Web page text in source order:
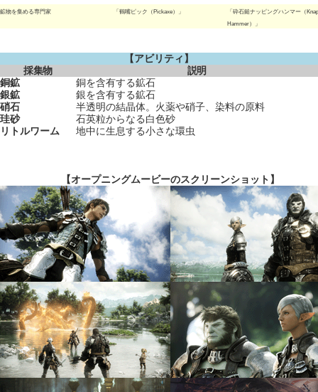
鉱物を集める専門家 「鶴嘴ピック（Pickaxe）」
「砕石鎚ナッピングハンマー（
Hammer）」
【アビリティ】
採集物
説明
銅鉱
銅を含有する鉱石
銀鉱
銀を含有する鉱石
硝石
半透明の結晶体。火薬や硝子、染料の原料
珪砂
石英粒からなる白色砂
リトルワーム
地中に生息する小さな環虫
【オープニングムービーのスクリーンショット】